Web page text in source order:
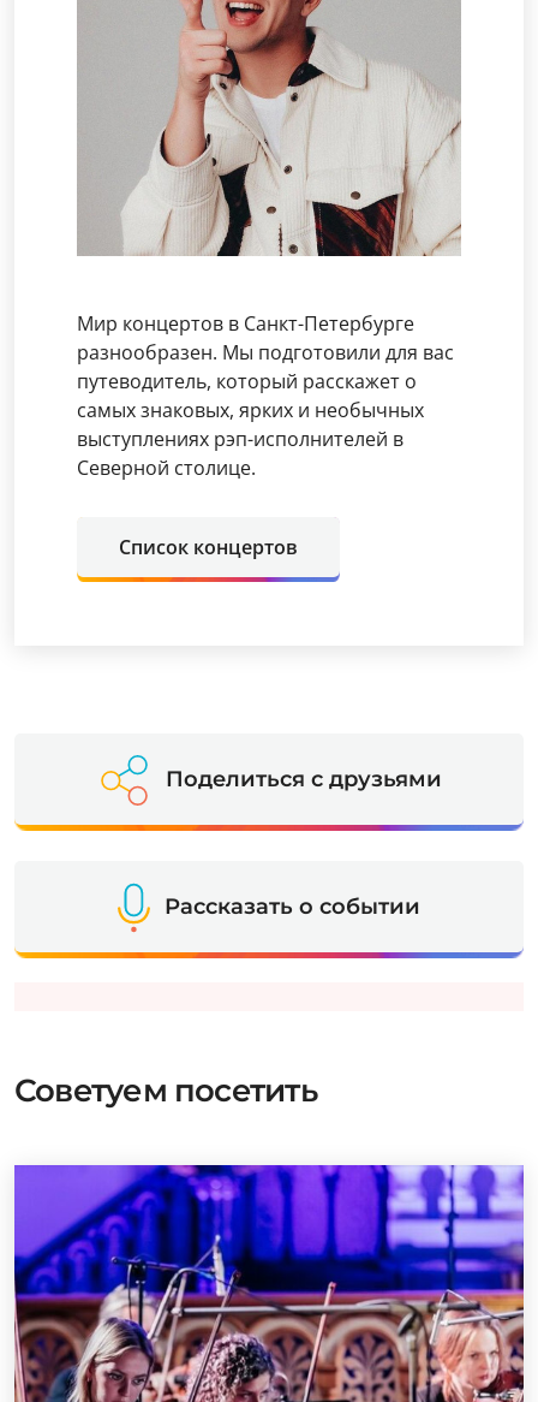
Мир концертов в Санкт-Петербурге
разнообразен. Мы подготовили для вас
путеводитель, который расскажет о
самых знаковых, ярких и необычных
выступлениях рэп-исполнителей в
Северной столице.
Список концертов
Поделиться с друзьями
Рассказать о событии
Советуем посетить